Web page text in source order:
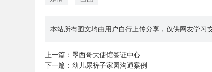
本站所有图文均由用户自行上传分享，仅供网友学
上一篇： 墨西哥大使馆签证中心
下一篇： 幼儿尿裤子家园沟通案例